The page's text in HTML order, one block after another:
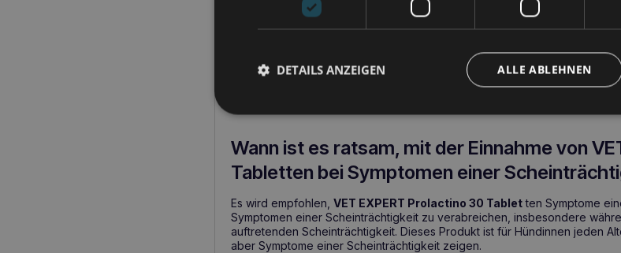
Die wichtigsten gesundheitlichen Vorteile
Natürliche Inhaltsstoffe zur Linderung der Symptome einer
Regulierung des Prolaktinspiegels dank der Gemeinen Immaculata.
Unterstützung der Wasserausscheidung und des Stoffwechsels durch
Wann ist es ratsam, mit der Einnahme von
Tabletten bei Symptomen einer
Es wird empfohlen, VET EXPERT Prolactino 30 Tabletten Symptome
Symptomen einer Scheinträchtigkeit zu verabreichen, insbesondere
auftretenden Scheinträchtigkeit. Dieses Produkt ist für Hündinnen jeden
aber Symptome einer Scheinträchtigkeit zeigen.
ALLE ABLEHNEN
DETAILS ANZEIGEN